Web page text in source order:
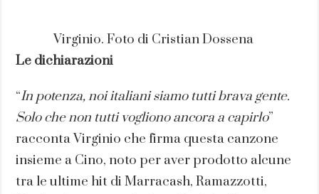
Virginio. Foto di Cristian Dossena
Le dichiarazioni
“In potenza, noi italiani siamo tutti brava gente.
Solo che non tutti vogliono ancora a capirlo”
racconta Virginio che firma questa canzone
insieme a Cino, noto per aver prodotto alcune
tra le ultime hit di Marracash, Ramazzotti,